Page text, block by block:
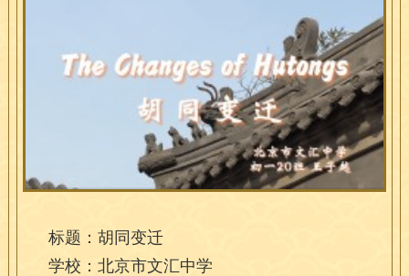
标题：胡同变迁
学校：北京市文汇中学